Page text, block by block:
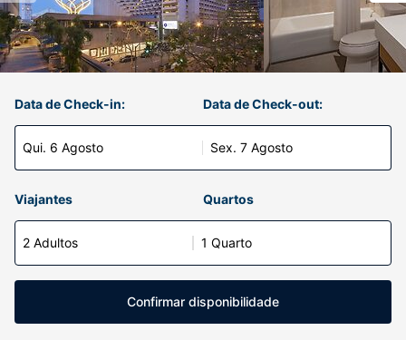
Data de Check-in:
Qui. 6 Agosto
Data de Check-out:
Sex. 7 Agosto
Viajantes Quartos
2 Adultos 1 Quarto
Confirmar disponibilidade